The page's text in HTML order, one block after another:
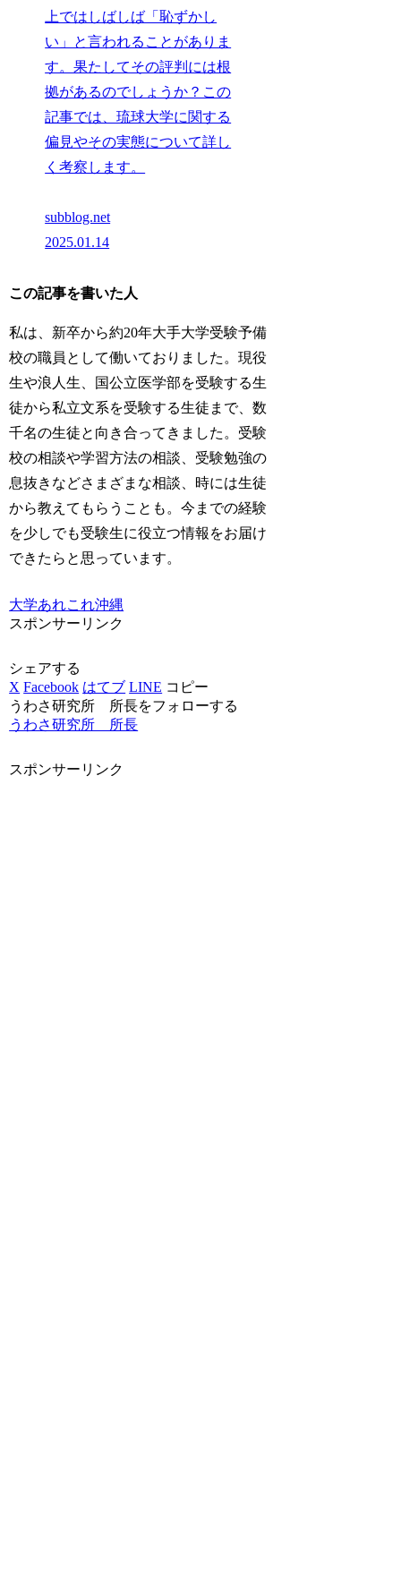
上ではしばしば「恥ずかし
い」と言われることがありま
す。果たしてその評判には根
拠があるのでしょうか？この
記事では、琉球大学に関する
偏見やその実態について詳し
く考察します。
subblog.net
2025.01.14
この記事を書いた人
私は、新卒から約20年大手大学受験予備
校の職員として働いておりました。現役
生や浪人生、国公立医学部を受験する生
徒から私立文系を受験する生徒まで、数
千名の生徒と向き合ってきました。受験
校の相談や学習方法の相談、受験勉強の
息抜きなどさまざまな相談、時には生徒
から教えてもらうことも。今までの経験
を少しでも受験生に役立つ情報をお届け
できたらと思っています。
大学あれこれ沖縄
スポンサーリンク
シェアする
X Facebook はてブ LINE コピー
うわさ研究所 所長をフォローする
うわさ研究所 所長
スポンサーリンク